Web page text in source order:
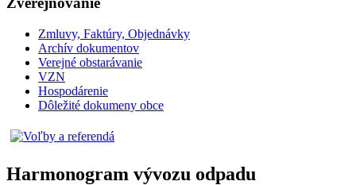
Zmluvy, Faktúry, Objednávky
Archív dokumentov
Verejné obstarávanie
VZN
Hospodárenie
Dôležité dokumeny obce
Harmonogram vývozu odpadu